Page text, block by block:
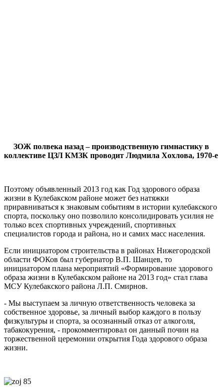
ЗОЖ полвека назад – производственную гимнастику в
коллективе ЦЗЛ КМЗК проводит Людмила Хохлова, 1970-е
Поэтому объявленный 2013 год как Год здорового образа
жизни в Кулебакском районе может без натяжки
приравниваться к знаковым событиям в истории кулебакского
спорта, поскольку оно позволило консолидировать усилия не
только всех спортивных учреждений, спортивных
специалистов города и района, но и самих масс населения.
Если инициатором строительства в районах Нижегородской
области ФОКов был губернатор В.П. Шанцев, то
инициатором плана мероприятий «Формирование здорового
образа жизни в Кулебакском районе на 2013 год» стал глава
МСУ Кулебакского района Л.П. Смирнов.
- Мы выступаем за личную ответственность человека за
собственное здоровье, за личный выбор каждого в пользу
физкультуры и спорта, за осознанный отказ от алкоголя,
табакокурения, - прокомментировал он данный почин на
торжественной церемонии открытия Года здорового образа
жизни.